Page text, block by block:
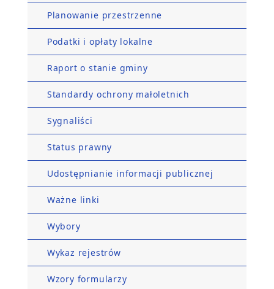
Planowanie przestrzenne
Podatki i opłaty lokalne
Raport o stanie gminy
Standardy ochrony małoletnich
Sygnaliści
Status prawny
Udostępnianie informacji publicznej
Ważne linki
Wybory
Wykaz rejestrów
Wzory formularzy